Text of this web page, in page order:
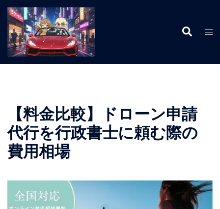
検
索
ト
【料金比較】ドローン申請
代行を行政書士に頼む際の
費用相場